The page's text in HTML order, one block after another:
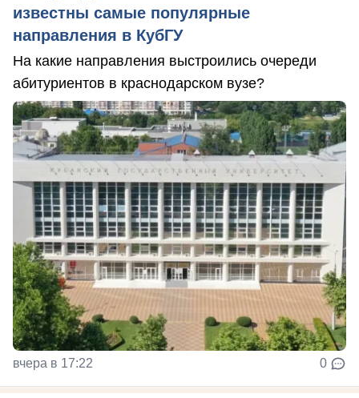
известны самые популярные
направления в КубГУ
На какие направления выстроились очереди
абитуриентов в краснодарском вузе?
вчера в 17:22 0